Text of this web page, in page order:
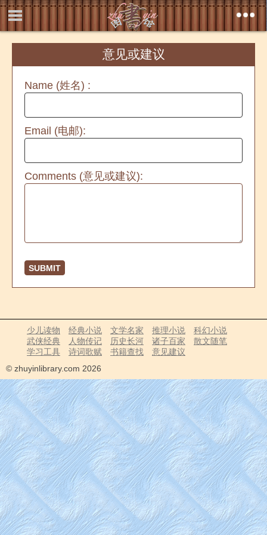
意见或建议
Name (姓名) :
Email (电邮):
Comments (意见或建议):
SUBMIT
少儿读物 经典小说 文学名家 推理小说
科幻小说
武侠经典
人物传记 历史长河 诸子百家
散文随笔
学习工具
诗词歌赋 书籍查找
意见建议
© zhuyinlibrary.com 2026